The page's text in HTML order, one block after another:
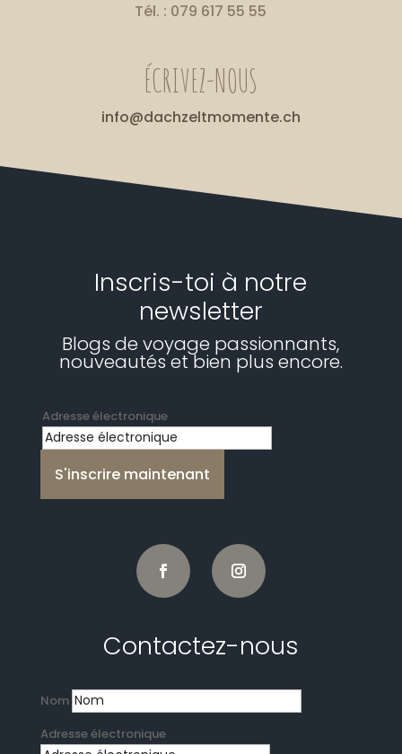
Tél. : 079 617 55 55
ÉCRIVEZ-NOUS
info@dachzeltmomente.ch
Inscris-toi à notre
newsletter
Blogs de voyage passionnants,
nouveautés et bien plus encore.
Adresse électronique
S'inscrire maintenant
Contactez-nous
Nom
Adresse électronique